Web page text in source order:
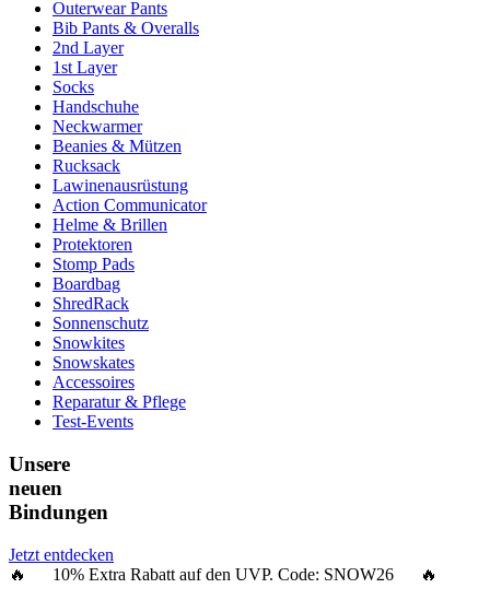
Outerwear Pants
Bib Pants & Overalls
2nd Layer
1st Layer
Socks
Handschuhe
Neckwarmer
Beanies & Mützen
Rucksack
Lawinenausrüstung
Action Communicator
Helme & Brillen
Protektoren
Stomp Pads
Boardbag
ShredRack
Sonnenschutz
Snowkites
Snowskates
Accessoires
Reparatur & Pflege
Test-Events
Unsere
neuen
Bindungen
Jetzt entdecken
🔥 10% Extra Rabatt auf den UVP. Code: SNOW26 🔥